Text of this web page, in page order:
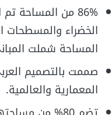
86% من المساحة
الخضراء والمسطحات
المساحة شملت
صممت بالتصميم
المعمارية والعالمية.